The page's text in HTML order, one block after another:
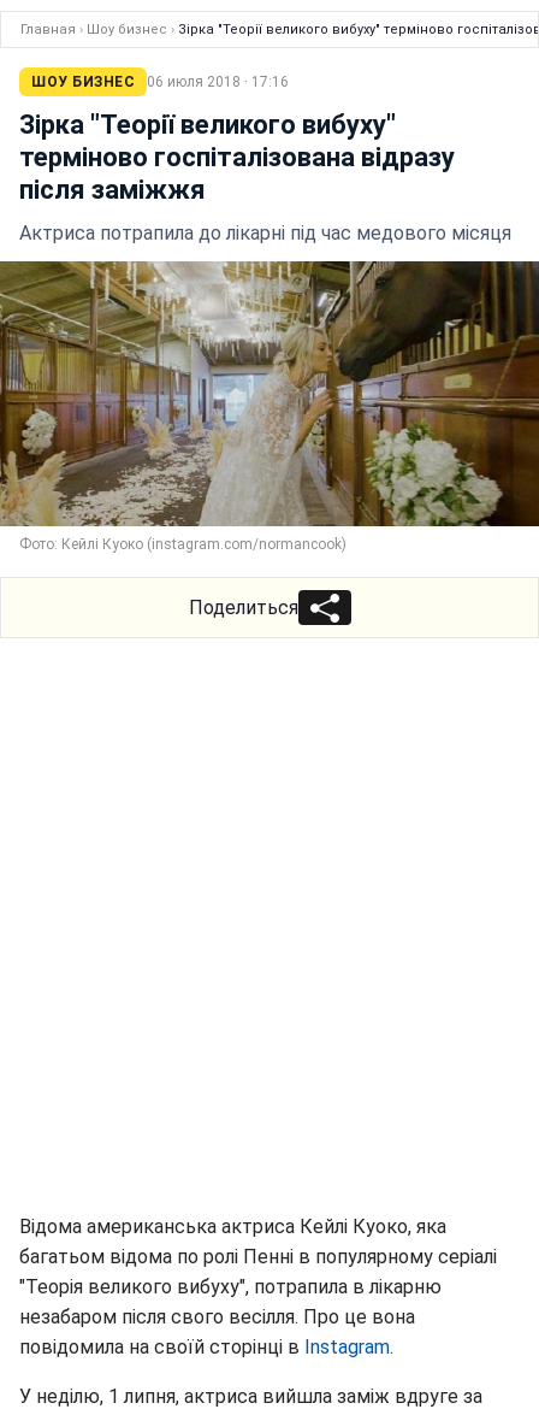
Главная › Шоу бизнес › Зірка "Теорії великого вибуху" терміново
ШОУ БИЗНЕС 06 июля 2018 · 17:16
Зірка "Теорії великого вибуху"
терміново госпіталізована відразу
після заміжжя
Актриса потрапила до лікарні під час медового місяця
Фото: Кейлі Куоко (instagram.com/normancook)
Поделиться
Відома американська актриса Кейлі Куоко, яка
багатьом відома по ролі Пенні в популярному серіалі
"Теорія великого вибуху", потрапила в лікарню
незабаром після свого весілля. Про це вона
повідомила на своїй сторінці в Instagram.
У неділю, 1 липня, актриса вийшла заміж вдруге за